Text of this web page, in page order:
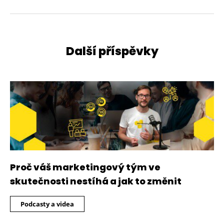
Další příspěvky
Proč váš marketingový tým ve
skutečnosti nestíhá a jak to změnit
Podcasty a videa